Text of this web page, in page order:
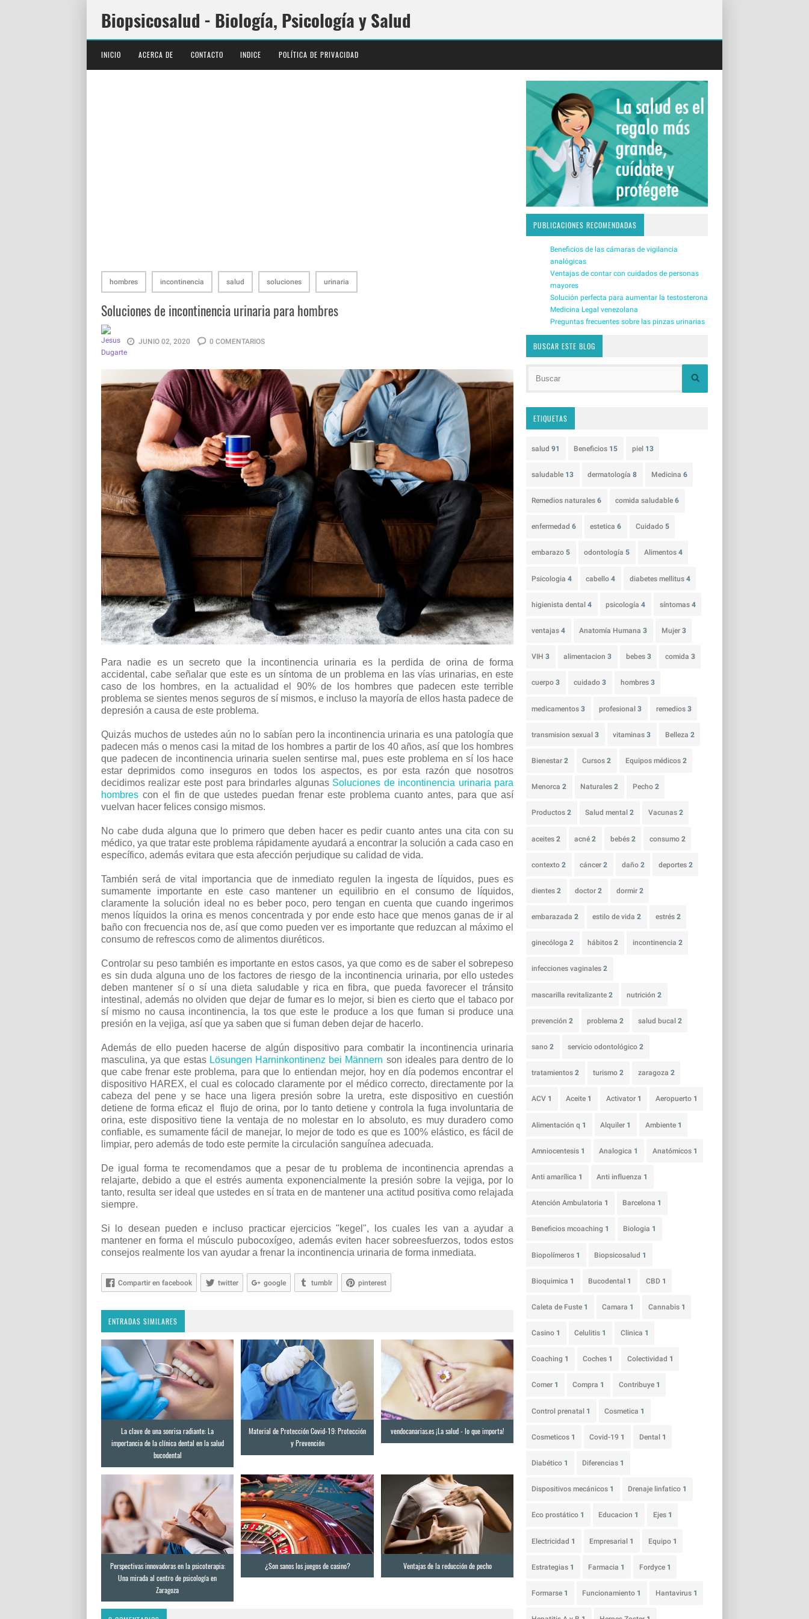
Biopsicosalud - Biología, Psicología y Salud
INICIO ACERCA DE CONTACTO INDICE POLÍTICA DE PRIVACIDAD
hombres incontinencia salud soluciones urinaria
Soluciones de incontinencia urinaria para hombres
JUNIO 02, 2020 0 COMENTARIOS
Para nadie es un secreto que la incontinencia urinaria es la perdida de orina de forma
accidental, cabe señalar que este es un síntoma de un problema en las vías urinarias, en este
caso de los hombres, en la actualidad el 90% de los hombres que padecen este terrible
problema se sientes menos seguros de sí mismos, e incluso la mayoría de ellos hasta padece de
depresión a causa de este problema.
Quizás muchos de ustedes aún no lo sabían pero la incontinencia urinaria es una patología que
padecen más o menos casi la mitad de los hombres a partir de los 40 años, así que los hombres
que padecen de incontinencia urinaria suelen sentirse mal, pues este problema en sí los hace
estar deprimidos como inseguros en todos los aspectos, es por esta razón que nosotros
decidimos realizar este post para brindarles algunas Soluciones de incontinencia urinaria para
hombres con el fin de que ustedes puedan frenar este problema cuanto antes, para que así
vuelvan hacer felices consigo mismos.
No cabe duda alguna que lo primero que deben hacer es pedir cuanto antes una cita con su
médico, ya que tratar este problema rápidamente ayudará a encontrar la solución a cada caso en
específico, además evitara que esta afección perjudique su calidad de vida.
También será de vital importancia que de inmediato regulen la ingesta de líquidos, pues es
sumamente importante en este caso mantener un equilibrio en el consumo de líquidos,
claramente la solución ideal no es beber poco, pero tengan en cuenta que cuando ingerimos
menos líquidos la orina es menos concentrada y por ende esto hace que menos ganas de ir al
baño con frecuencia nos de, así que como pueden ver es importante que reduzcan al máximo el
consumo de refrescos como de alimentos diuréticos.
Controlar su peso también es importante en estos casos, ya que como es de saber el sobrepeso
es sin duda alguna uno de los factores de riesgo de la incontinencia urinaria, por ello ustedes
deben mantener sí o sí una dieta saludable y rica en fibra, que pueda favorecer el tránsito
intestinal, además no olviden que dejar de fumar es lo mejor, si bien es cierto que el tabaco por
sí mismo no causa incontinencia, la tos que este le produce a los que fuman si produce una
presión en la vejiga, así que ya saben que si fuman deben dejar de hacerlo.
Además de ello pueden hacerse de algún dispositivo para combatir la incontinencia urinaria
masculina, ya que estas Lösungen Harninkontinenz bei Männern son ideales para dentro de lo
que cabe frenar este problema, para que lo entiendan mejor, hoy en día podemos encontrar el
dispositivo HAREX, el cual es colocado claramente por el médico correcto, directamente por la
cabeza del pene y se hace una ligera presión sobre la uretra, este dispositivo en cuestión
detiene de forma eficaz el
flujo de orina, por lo tanto detiene y controla la fuga involuntaria de
orina, este dispositivo tiene la ventaja de no molestar en lo absoluto, es muy duradero como
confiable, es sumamente fácil de manejar, lo mejor de todo es que es 100% elástico, es fácil de
limpiar, pero además de todo este permite la circulación sanguínea adecuada.
De igual forma te recomendamos que a pesar de tu problema de incontinencia aprendas a
relajarte, debido a que el estrés aumenta exponencialmente la presión sobre la vejiga, por lo
tanto, resulta ser ideal que ustedes en sí trata en de mantener una actitud positiva como relajada
siempre.
Si lo desean pueden e incluso practicar ejercicios "kegel", los cuales les van a ayudar a
mantener en forma el músculo pubocoxígeo, además eviten hacer sobreesfuerzos, todos estos
consejos realmente los van ayudar a frenar la incontinencia urinaria de forma inmediata.
Compartir en facebook twitter google tumblr pinterest
ENTRADAS SIMILARES
La clave de una sonrisa radiante: La
importancia de la clínica dental en la salud
bucodental
Material de Protección Covid-19: Protección
y Prevención
vendocanarias.es ¡La salud - lo que importa!
Perspectivas innovadoras en la psicoterapia:
Una mirada al centro de psicología en
Zaragoza
¿Son sanos los juegos de casino? Ventajas de la reducción de pecho
PUBLICACIONES RECOMENDADAS
Beneficios de las cámaras de vigilancia
analógicas
Ventajas de contar con cuidados de personas
mayores
Solución perfecta para aumentar la testosterona
Medicina Legal venezolana
Preguntas frecuentes sobre las pinzas urinarias
BUSCAR ESTE BLOG
ETIQUETAS
salud91 Beneficios 15 piel 13
saludable 13 dermatología8 Medicina 6
Remedios naturales6 comida saludable6
enfermedad6 estetica6 Cuidado 5
embarazo 5 odontología 5 Alimentos 4
Psicologia4 cabello4 diabetes mellitus 4
higienista dental4 psicología4 síntomas 4
ventajas4 Anatomía Humana3 Mujer 3
VIH3 alimentacion3 bebes 3 comida 3
cuerpo3 cuidado3 hombres 3
medicamentos3 profesional3 remedios 3
transmision sexual3 vitaminas3 Belleza 2
Bienestar2 Cursos2 Equipos médicos 2
Menorca2 Naturales2 Pecho 2
Productos2 Salud mental2 Vacunas 2
aceites2 acné2 bebés 2 consumo 2
contexto2 cáncer2 daño 2 deportes 2
dientes2 doctor2 dormir 2
embarazada2 estilo de vida2 estrés 2
ginecóloga2 hábitos2 incontinencia 2
infecciones vaginales2
mascarilla revitalizante2 nutrición2
prevención2 problema2 salud bucal 2
sano2 servicio odontológico2
tratamientos2 turismo2 zaragoza 2
ACV 1 Aceite 1 Activator 1 Aeropuerto 1
Alimentación q 1 Alquiler 1 Ambiente 1
Amniocentesis 1 Analogica 1 Anatómicos 1
Anti amarílica 1 Anti influenza 1
Atención Ambulatoria 1 Barcelona 1
Beneficios mcoaching 1 Biologia 1
Biopolímeros 1 Biopsicosalud 1
Bioquimica 1 Bucodental 1 CBD 1
Caleta de Fuste 1 Camara 1 Cannabis 1
Casino 1 Celulitis 1 Clinica 1
Coaching 1 Coches 1 Colectividad 1
Comer 1 Compra 1 Contribuye 1
Control prenatal 1 Cosmetica 1
Cosmeticos 1 Covid-19 1 Dental 1
Diabético 1 Diferencias 1
Dispositivos mecánicos 1 Drenaje linfatico 1
Eco prostático 1 Educacion 1 Ejes 1
Electricidad 1 Empresarial 1 Equipo 1
Estrategias 1 Farmacia 1 Fordyce 1
Formarse 1 Funcionamiento 1 Hantavirus 1